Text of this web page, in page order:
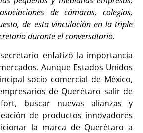
de cámaras, colegios,
de esta vinculación en la triple
durante el conversatorio.
enfatizó la importancia
Aunque Estados Unidos
socio comercial de México,
de Querétaro salir de
buscar nuevas alianzas y
de productos innovadores
la marca de Querétaro a